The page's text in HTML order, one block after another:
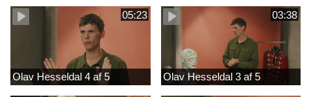
05:23
Olav Hesseldal 4 af 5
03:38
Olav Hesseldal 3 af 5